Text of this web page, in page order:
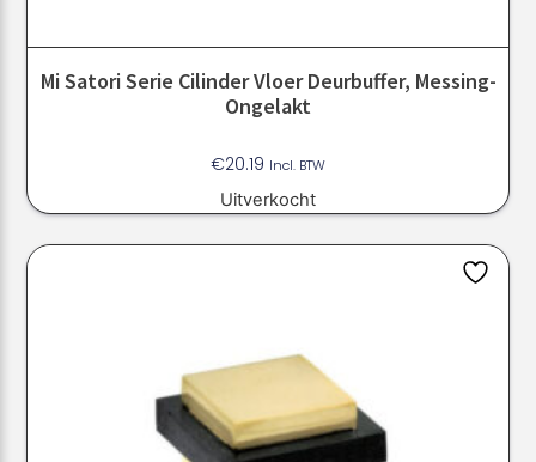
Mi Satori Serie Cilinder Vloer Deurbuffer, Messing-
Ongelakt
€20.19 Incl. BTW
Uitverkocht